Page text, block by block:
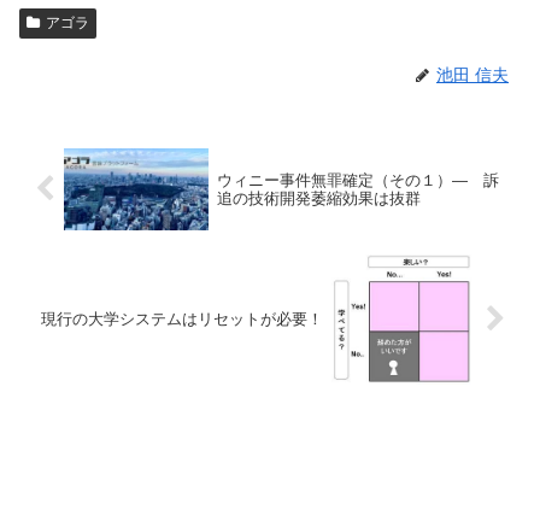
アゴラ
池田 信夫
ウィニー事件無罪確定（その１）― 訴
追の技術開発萎縮効果は抜群
現行の大学システムはリセットが必要！